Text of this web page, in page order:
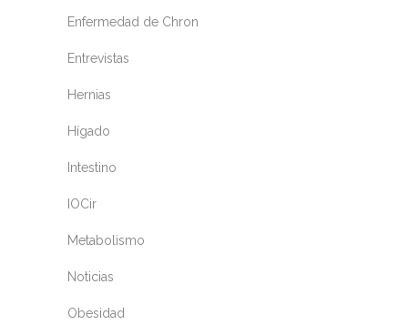
Enfermedad de Chron
Entrevistas
Hernias
Hígado
Intestino
IOCir
Metabolismo
Noticias
Obesidad